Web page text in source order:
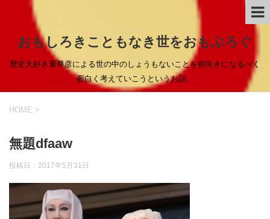
おもしろきこともなき世をおもぶろぐ
歴史大好き葦尊彦による世の中のしょうもないことを前向きになるべく
面白く考えていこうというお話。
HOME >
無題dfaaw
投稿日： 2017年5月31日